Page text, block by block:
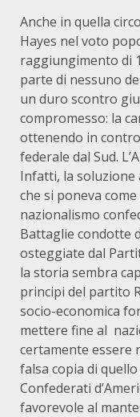
Anche in quella
Hayes nel voto
raggiungimento di
parte di nessuno
un duro scontro
compromesso: la
ottenendo in
federale dal Sud.
Infatti, la soluzione
che si poneva
nazionalismo
Battaglie condotte
osteggiate dal
la storia sembra
principi del partito
socio-economica
mettere fine al
certamente essere
falsa copia di
Confederati
favorevole al